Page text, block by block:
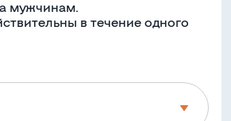
мужчинам.
в течение одного